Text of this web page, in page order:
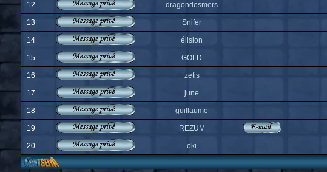
12 dragondesmers
13 Snifer
14 élision
15 GOLD
16 zetis
17 june
18 guillaume
19 REZUM
20 oki